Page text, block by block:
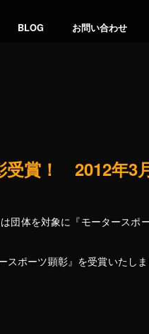
BLOG お問い合わせ
受賞！ 2012年3
団体を対象に『モータースポ
ポーツ顕彰』を受賞いたしま